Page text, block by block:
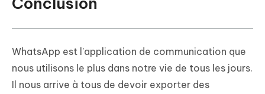
WhatsApp est l’application de communication que
nous utilisons le plus dans notre vie de tous les jours.
Il nous arrive à tous de devoir exporter des